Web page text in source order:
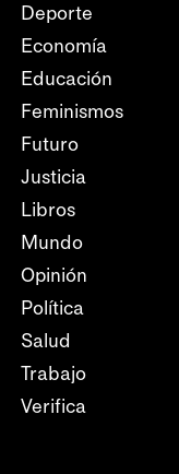
Deporte
Economía
Educación
Feminismos
Futuro
Justicia
Libros
Mundo
Opinión
Política
Salud
Trabajo
Verifica